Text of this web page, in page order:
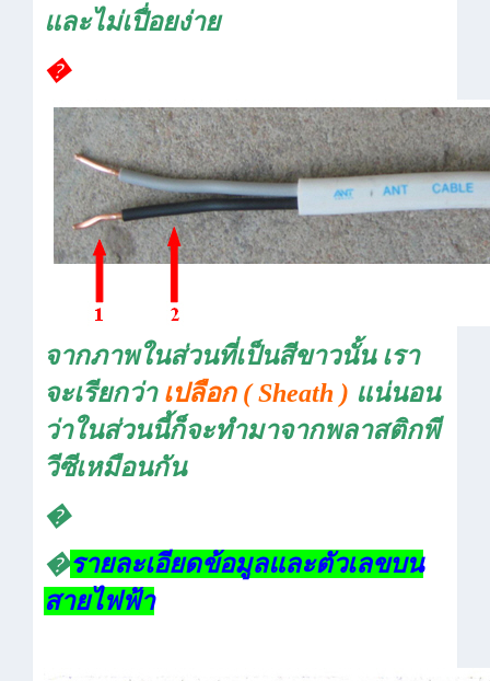
และไม่เปื่อยง่าย
�
จากภาพในส่วนที่เป็นสีขาวนั้น เรา
จะเรียกว่า เปลือก( Sheath ) แน่นอน
ว่าในส่วนนี้ก็จะทำมาจากพลาสติกพี
วีซีเหมือนกัน
�
�รายละเอียดข้อมูลและตัวเลขบน
สายไฟฟ้า